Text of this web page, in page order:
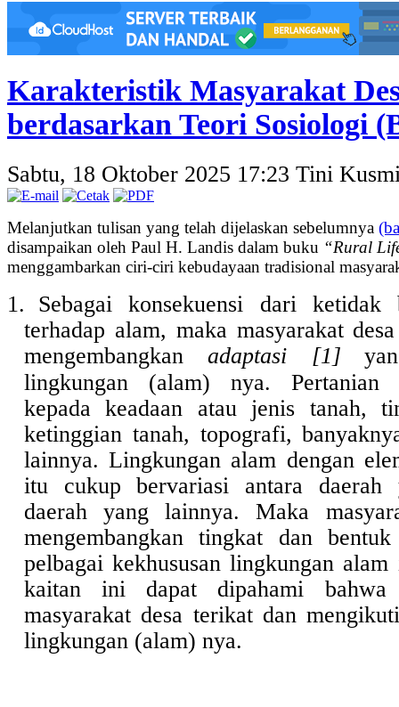
Karakteristik Masyarakat
berdasarkan Teori Sosiologi
Sabtu, 18 Oktober 2025 17:23 Tini
Melanjutkan tulisan yang telah dijelaskan sebelumnya
disampaikan oleh Paul H. Landis dalam buku “Rural
menggambarkan ciri-ciri kebudayaan tradisional
1.
Sebagai konsekuensi dari ketidak
terhadap alam, maka masyarakat
mengembangkanadaptasi [1]
lingkungan (alam) nya. Pertanian
kepada keadaan atau jenis tanah,
ketinggian tanah, topografi,
lainnya. Lingkungan alam dengan
itu cukup bervariasi antara daerah
daerah yang lainnya. Maka
mengembangkan tingkat dan
pelbagai kekhususan lingkungan
kaitan ini dapat dipahami bahwa
masyarakat desa terikat dan
lingkungan (alam) nya.